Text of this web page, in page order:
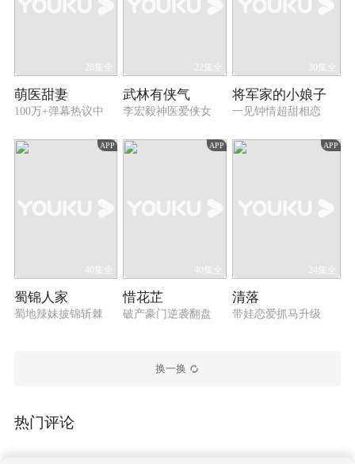
28集全
萌医甜妻
100万+弹幕热议中
22集全
武林有侠气
李宏毅神医爱侠女
30集全
将军家的小娘子
一见钟情超甜相恋
APP
40集全
蜀锦人家
蜀地辣妹披锦斩棘
APP
40集全
惜花芷
破产豪门逆袭翻盘
APP
24集全
清落
带娃恋爱抓马升级
换一换
热门评论